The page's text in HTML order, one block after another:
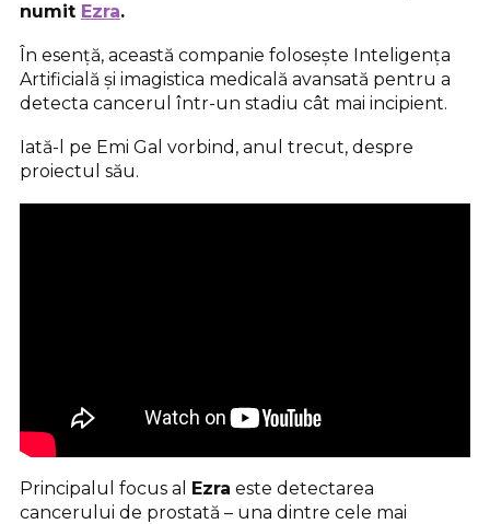
numit Ezra.
În esență, această companie folosește Inteligența
Artificială și imagistica medicală avansată pentru a
detecta cancerul într-un stadiu cât mai incipient.
Iată-l pe Emi Gal vorbind, anul trecut, despre
proiectul său.
Principalul focus al Ezra este detectarea
cancerului de prostată – una dintre cele mai